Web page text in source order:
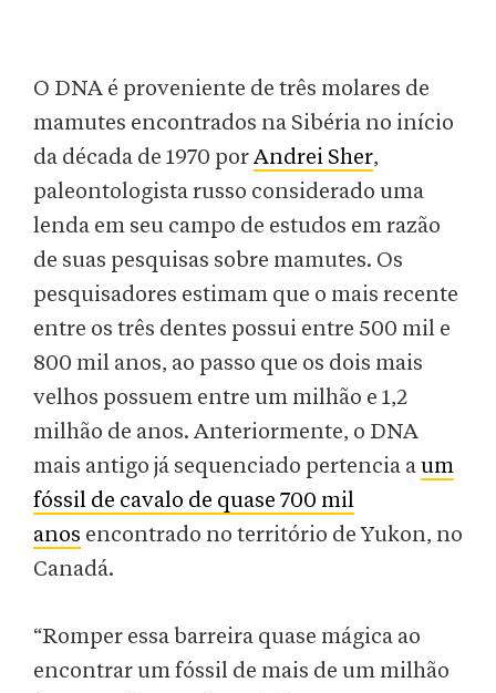
O DNA é proveniente de três molares de
mamutes encontrados na Sibéria no início
da década de 1970 porAndrei Sher,
paleontologista russo considerado uma
lenda em seu campo de estudos em razão
de suas pesquisas sobre mamutes. Os
pesquisadores estimam que o mais recente
entre os três dentes possui entre 500 mil e
800 mil anos, ao passo que os dois mais
velhos possuem entre um milhão e 1,2
milhão de anos. Anteriormente, o DNA
mais antigo já sequenciado pertencia aum
fóssil de cavalo de quase 700 mil
anos encontrado no território de Yukon, no
Canadá.
“Romper essa barreira quase mágica ao
encontrar um fóssil de mais de um milhão